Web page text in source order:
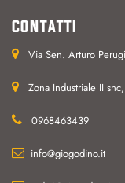
CONTATTI
Via Sen. Arturo
Zona Industriale II
0968463439
info@giogodino.it